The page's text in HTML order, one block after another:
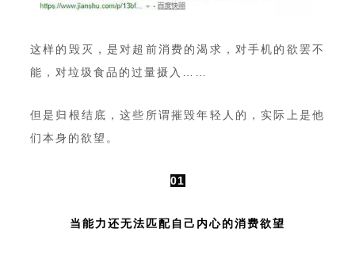
这样的毁灭，是对超前消费的渴求，对手机的欲罢不
能，对垃圾食品的过量摄入……
但是归根结底，这些所谓摧毁年轻人的，实际上是他
们本身的欲望。
01
当能力还无法匹配自己内心的消费欲望